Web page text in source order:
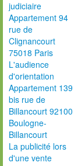
judiciaire
Appartement 94
rue de
Clignancourt
75018 Paris
L'audience
d'orientation
Appartement 139
bis rue de
Billancourt 92100
Boulogne-
Billancourt
La publicité lors
d'une vente